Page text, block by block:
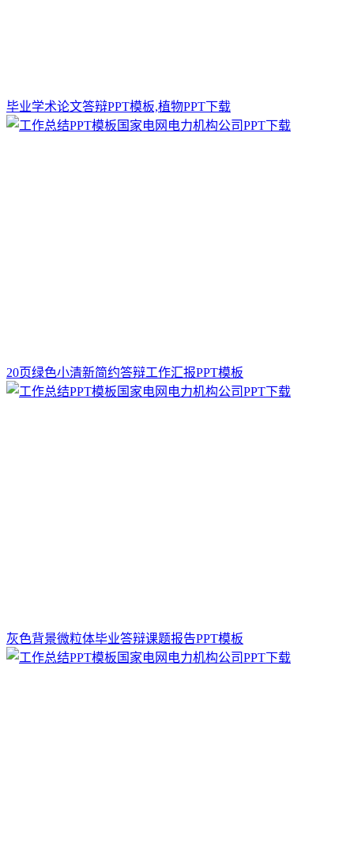
毕业学术论文答辩PPT模板,植物PPT下载
20页绿色小清新简约答辩工作汇报PPT模板
灰色背景微粒体毕业答辩课题报告PPT模板